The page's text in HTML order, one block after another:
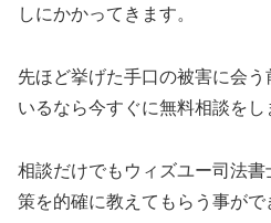
しにかかってきます。
先ほど挙げた手口の被害に会
いるなら今すぐに無料相談をし
相談だけでもウィズユー司法
策を的確に教えてもらう事がで